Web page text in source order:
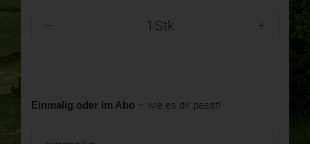
Stk
Einmalig oder im Abo – wie es dir passt!